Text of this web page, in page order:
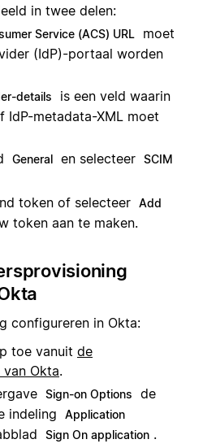
in twee delen:
Service (ACS) URL
moet
(IdP)-portaal worden
details
is een veld waarin
IdP-metadata-XML moet
General en selecteer SCIM
token of selecteer Add
token aan te maken.
configureren in Okta:
toe vanuit de
Okta.
Sign-on Options
de
indeling
Application
Sign On application .